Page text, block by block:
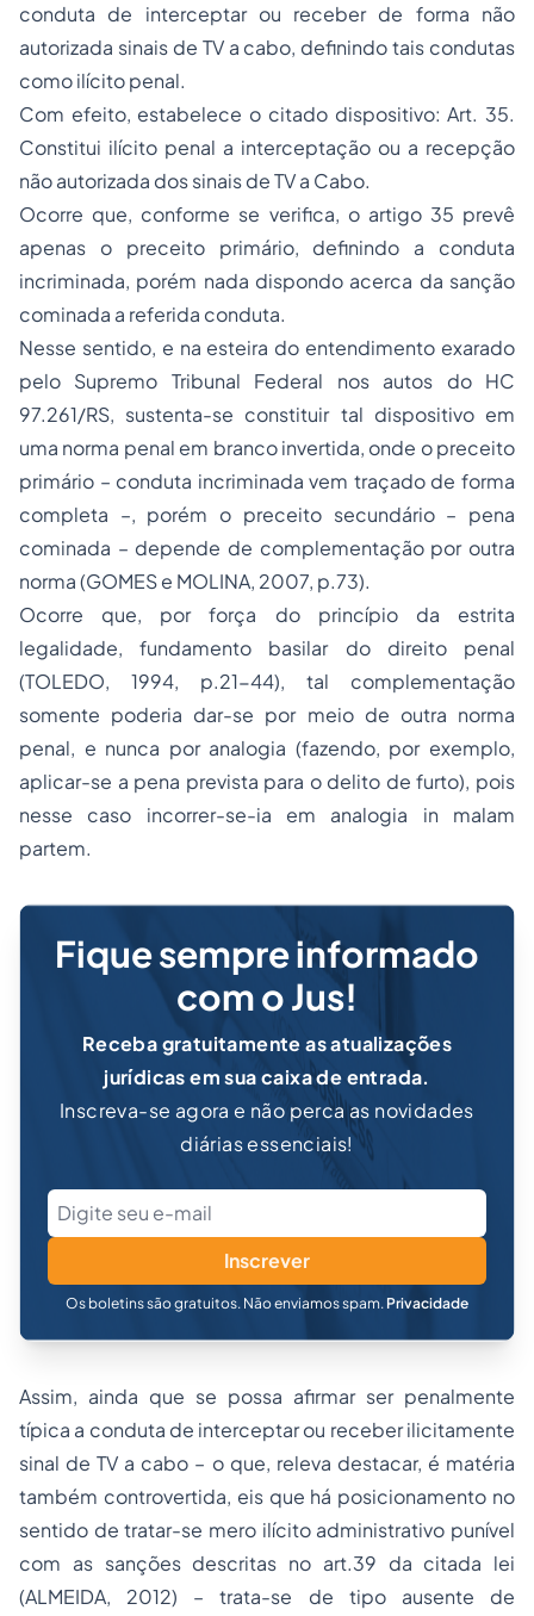
conduta de interceptar ou receber de forma não
autorizada sinais de TV a cabo, definindo tais condutas
como ilícito penal.
Com efeito, estabelece o citado dispositivo:Art. 35.
Constitui ilícito penal a interceptação ou a recepção
não autorizada dos sinais de TV a Cabo.
Ocorre que, conforme se verifica, o artigo 35 prevê
apenas o preceito primário, definindo a conduta
incriminada, porém nada dispondo acerca da sanção
cominada a referida conduta.
Nesse sentido, e na esteira do entendimento exarado
pelo Supremo Tribunal Federal nos autos do HC
97.261/RS, sustenta-se constituir tal dispositivo em
uma norma penal em branco invertida, onde o preceito
primário – conduta incriminada vem traçado de forma
completa –, porém o preceito secundário – pena
cominada – depende de complementação por outra
norma (GOMES e MOLINA, 2007, p.73).
Ocorre que, por força do princípio da estrita
legalidade, fundamento basilar do direito penal
(TOLEDO, 1994, p.21-44), tal complementação
somente poderia dar-se por meio de outra norma
penal, e nunca por analogia (fazendo, por exemplo,
aplicar-se a pena prevista para o delito de furto), pois
nesse caso incorrer-se-ia em analogia in malam
partem.
Fique sempre informado
com o Jus!
Receba gratuitamente as atualizações
jurídicas em sua caixa de entrada.
Inscreva-se agora e não perca as novidades
diárias essenciais!
Inscrever
Os boletins são gratuitos. Não enviamos spam. Privacidade
Assim, ainda que se possa afirmar ser penalmente
típica a conduta de interceptar ou receber ilicitamente
sinal de TV a cabo – o que, releva destacar, é matéria
também controvertida, eis que há posicionamento no
sentido de tratar-se mero ilícito administrativo punível
com as sanções descritas no art.39 da citada lei
(ALMEIDA, 2012) – trata-se de tipo ausente de